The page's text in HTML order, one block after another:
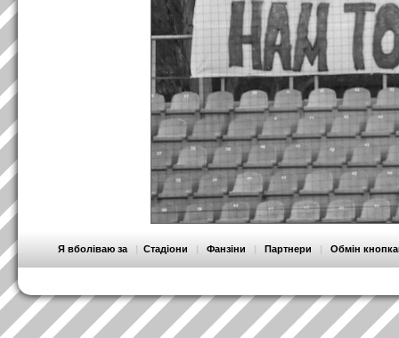
Я вболіваю за | Стадіони | Фанзіни | Партнери | Обмін